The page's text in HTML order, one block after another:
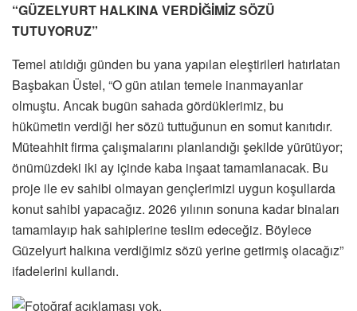
“GÜZELYURT HALKINA VERDİĞİMİZ SÖZÜ
TUTUYORUZ”
Temel atıldığı günden bu yana yapılan eleştirileri hatırlatan
Başbakan Üstel, “O gün atılan temele inanmayanlar
olmuştu. Ancak bugün sahada gördüklerimiz, bu
hükümetin verdiği her sözü tuttuğunun en somut kanıtıdır.
Müteahhit firma çalışmalarını planlandığı şekilde yürütüyor;
önümüzdeki iki ay içinde kaba inşaat tamamlanacak. Bu
proje ile ev sahibi olmayan gençlerimizi uygun koşullarda
konut sahibi yapacağız. 2026 yılının sonuna kadar binaları
tamamlayıp hak sahiplerine teslim edeceğiz. Böylece
Güzelyurt halkına verdiğimiz sözü yerine getirmiş olacağız”
ifadelerini kullandı.